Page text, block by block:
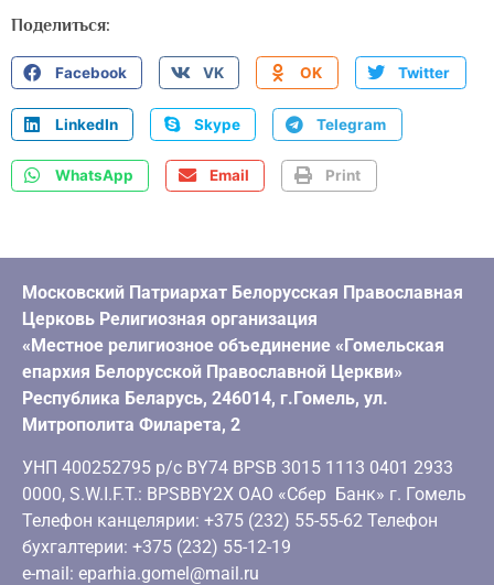
Поделиться:
Facebook VK OK Twitter
LinkedIn Skype Telegram
WhatsApp Email Print
Московский Патриархат Белорусская Православная
Церковь Религиозная организация
«Местное религиозное объединение «Гомельская
епархия Белорусской Православной Церкви»
Республика Беларусь, 246014, г.Гомель, ул.
Митрополита Филарета, 2
УНП 400252795 р/с BY74 BPSB 3015 1113 0401 2933
0000, S.W.I.F.T.: BPSBBY2X ОАО «Сбер Банк» г. Гомель
Телефон канцелярии: +375 (232) 55-55-62 Телефон
бухгалтерии: +375 (232) 55-12-19
e-mail: eparhia.gomel@mail.ru